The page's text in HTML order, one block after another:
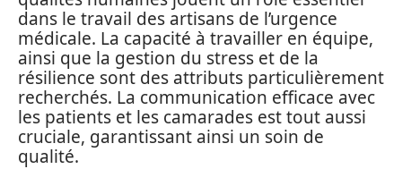
dans le travail des artisans de l’urgence
médicale. La capacité à travailler en équipe,
ainsi que la gestion du stress et de la
résilience sont des attributs particulièrement
recherchés. La communication efficace avec
les patients et les camarades est tout aussi
cruciale, garantissant ainsi un soin de
qualité.